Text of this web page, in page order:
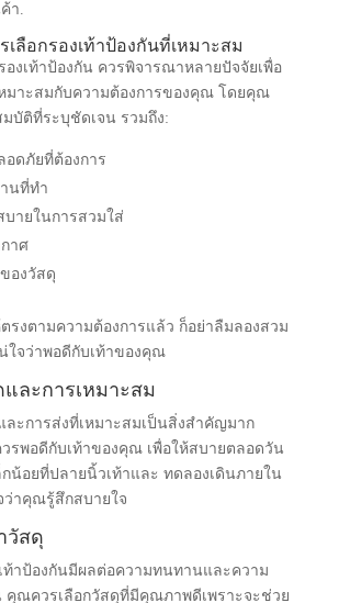
า.
เลือกรองเท้าป้องกันที่เหมาะสม
องเท้าป้องกัน ควรพิจารณาหลายปัจจัยเพื่อ
หมาะสมกับความต้องการของคุณ โดยคุณ
บัติที่ระบุชัดเจน รวมถึง:
อดภัยที่ต้องการ
นที่ทำ
ายในการสวมใส่
าศ
องวัสดุ
รงตามความต้องการแล้ว ก็อย่าลืมลองสวม
น่ใจว่าพอดีกับเท้าของคุณ
ละการเหมาะสม
ละการส่งที่เหมาะสมเป็นสิ่งสำคัญมาก
วรพอดีกับเท้าของคุณ เพื่อให้สบายตลอดวัน
กน้อยที่ปลายนิ้วเท้าและ ทดลองเดินภายใน
ว่าคุณรู้สึกสบายใจ
วัสดุ
ท้าป้องกันมีผลต่อความทนทานและความ
คุณควรเลือกวัสดุที่มีคุณภาพดีเพราะจะช่วย